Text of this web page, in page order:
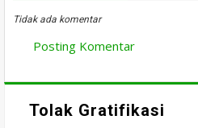
Tidak ada komentar
Posting Komentar
Tolak Gratifikasi